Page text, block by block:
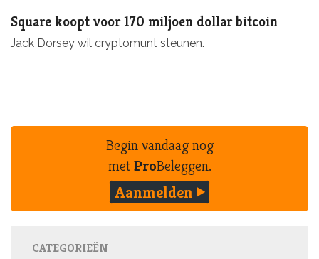
Square koopt voor 170 miljoen dollar bitcoin
Jack Dorsey wil cryptomunt steunen.
Begin vandaag nog
metProBeleggen.
Aanmelden
CATEGORIEËN